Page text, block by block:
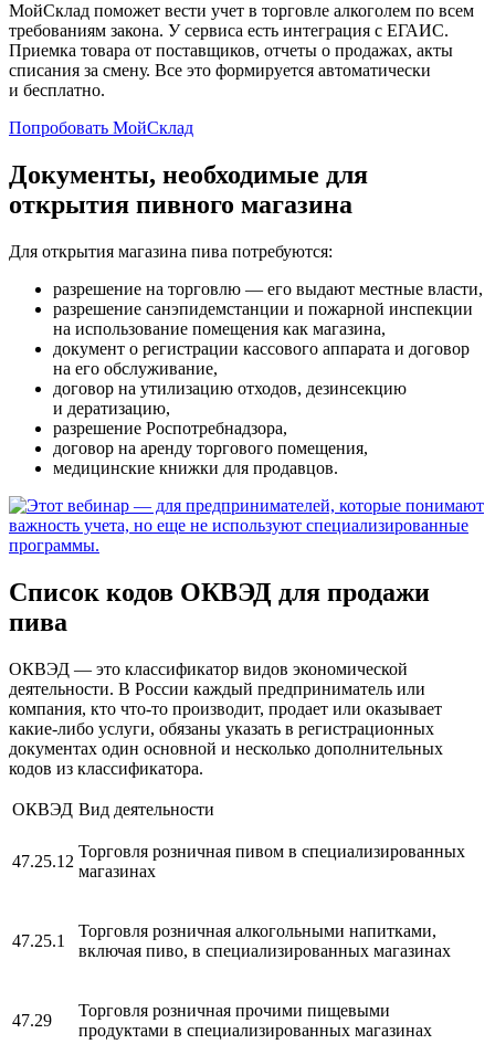
МойСклад поможет вести учет в торговле алкоголем по всем
требованиям закона. У сервиса есть интеграция с ЕГАИС.
Приемка товара от поставщиков, отчеты о продажах, акты
списания за смену. Все это формируется автоматически
и бесплатно.
Попробовать МойСклад
Документы, необходимые для
открытия пивного магазина
Для открытия магазина пива потребуются:
разрешение на торговлю — его выдают местные власти,
разрешение санэпидемстанции и пожарной инспекции
на использование помещения как магазина,
документ о регистрации кассового аппарата и договор
на его обслуживание,
договор на утилизацию отходов, дезинсекцию
и дератизацию,
разрешение Роспотребнадзора,
договор на аренду торгового помещения,
медицинские книжки для продавцов.
Список кодов ОКВЭД для продажи
пива
ОКВЭД — это классификатор видов экономической
деятельности. В России каждый предприниматель или
компания, кто что-то производит, продает или оказывает
какие-либо услуги, обязаны указать в регистрационных
документах один основной и несколько дополнительных
кодов из классификатора.
ОКВЭД Вид деятельности
47.25.12
Торговля розничная пивом в специализированных
магазинах
47.25.1
Торговля розничная алкогольными напитками,
включая пиво, в специализированных магазинах
47.29
Торговля розничная прочими пищевыми
продуктами в специализированных магазинах